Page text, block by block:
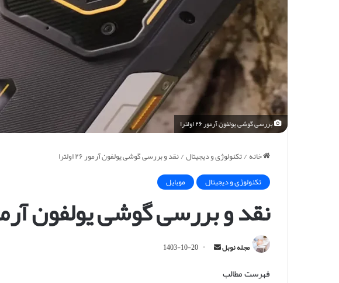
بررسی گوشی یولفون آرمور ۲۶ اولترا
خانه/تکنولوژی و دیجیتال/نقد و بررسی گوشی یولفون آرمور ۲۶ اولترا
تکنولوژی و دیجیتال
موبایل
نقد و بررسی گوشی یولفون آرمور ۲۶
مجله نوبل 1403-10-20
فهرست مطالب